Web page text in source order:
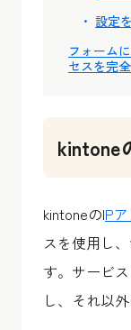
設定
フォーム
セスを完
kintone
kintoneのIP
スを使用し
す。サービ
し、それ以